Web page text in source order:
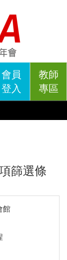
會員
登入
教師
專區
篩選條
館